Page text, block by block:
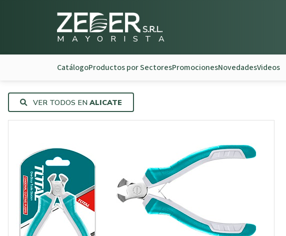
M A Y O R I S T A
CatálogoProductos por SectoresPromocionesNovedadesVideos
VER TODOS EN ALICATE